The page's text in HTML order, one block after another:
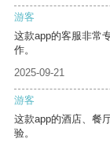
游客
这款app的客服非常
作。
2025-09-21
游客
这款app的酒店、餐
验。